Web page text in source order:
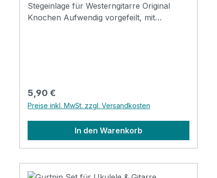
Stegeinlage für Westerngitarre Original
Knochen Aufwendig vorgefeilt, mit
Regulärer Preis:
5,90 €
Preise inkl. MwSt. zzgl. Versandkosten
In den Warenkorb